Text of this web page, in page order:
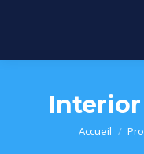
Vous êtes
Accueil